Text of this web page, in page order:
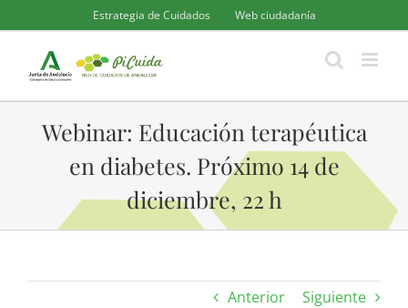
al
contenido
Estrategia de Cuidados Web ciudadanía
Webinar: Educación terapéutica
en diabetes. Próximo 14 de
diciembre, 22 h
Anterior Siguiente